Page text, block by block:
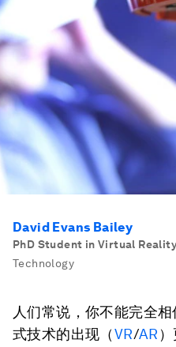
David Evans Bailey
PhD Student in Virtual Reality
Technology
人们常说，你不能完全
式技术的出现（VR/AR